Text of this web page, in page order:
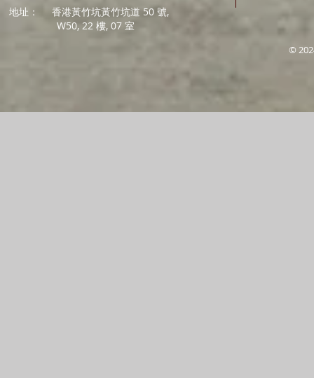
地址：
香港黃竹坑黃竹坑道 50 號,
W50, 22 樓, 07 室
©